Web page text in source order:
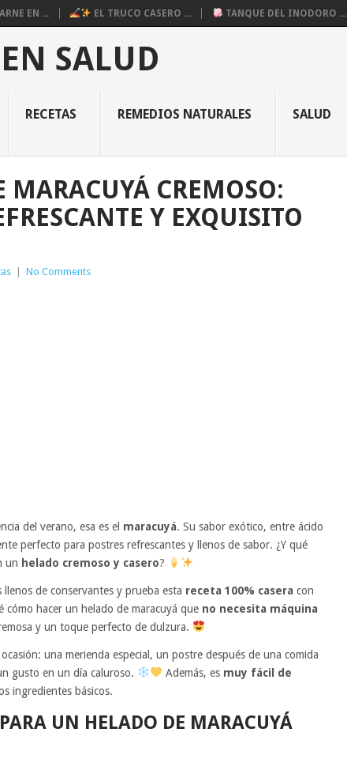
EN ... EL TRUCO CASERO ... TANQUE DEL INODORO ...
SALUD
RECETAS REMEDIOS NATURALES SALUD
MARACUYÁ CREMOSO:
Y EXQUISITO
| No Comments
del verano, esa es el maracuyá. Su sabor exótico, entre ácido
perfecto para postres refrescantes y llenos de sabor. ¿Y qué
un helado cremoso y casero?
de conservantes y prueba esta receta 100% casera con
cómo hacer un helado de maracuyá que no necesita máquina
y un toque perfecto de dulzura.
una merienda especial, un postre después de una comida
gusto en un día caluroso.
Además, es muy fácil de
ingredientes básicos.
UN HELADO DE MARACUYÁ